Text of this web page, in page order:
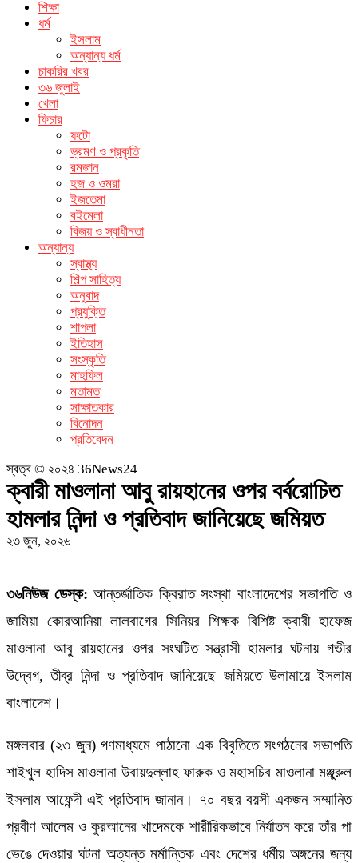
শিক্ষা
ধর্ম
ইসলাম
অন্যান্য ধর্ম
চাকরির খবর
৩৬ জুলাই
খেলা
ফিচার
ফটো
ভ্রমণ ও প্রকৃতি
রমজান
হজ ও ওমরা
ইজতেমা
বইমেলা
বিজয় ও স্বাধীনতা
অন্যান্য
স্বাস্থ্য
শিল্প সাহিত্য
অনুবাদ
প্রযুক্তি
শাপলা
ইতিহাস
সংস্কৃতি
মাহফিল
মতামত
সাক্ষাতকার
বিনোদন
প্রতিবেদন
স্বত্ব © ২০২৪ 36News24
ক্বারী মাওলানা আবু রায়হানের ওপর বর্বরোচিত
হামলার নিন্দা ও প্রতিবাদ জানিয়েছে জমিয়ত
২৩ জুন, ২০২৬
৩৬নিউজ ডেস্ক: আন্তর্জাতিক ক্বিরাত সংস্থা বাংলাদেশের সভাপতি ও
জামিয়া কোরআনিয়া লালবাগের সিনিয়র শিক্ষক বিশিষ্ট ক্বারী হাফেজ
মাওলানা আবু রায়হানের ওপর সংঘটিত সন্ত্রাসী হামলার ঘটনায় গভীর
উদ্বেগ, তীব্র নিন্দা ও প্রতিবাদ জানিয়েছে জমিয়তে উলামায়ে ইসলাম
বাংলাদেশ।
মঙ্গলবার (২৩ জুন) গণমাধ্যমে পাঠানো এক বিবৃতিতে সংগঠনের সভাপতি
শাইখুল হাদিস মাওলানা উবায়দুল্লাহ ফারুক ও মহাসচিব মাওলানা মঞ্জুরুল
ইসলাম আফেন্দী এই প্রতিবাদ জানান। ৭০ বছর বয়সী একজন সম্মানিত
প্রবীণ আলেম ও কুরআনের খাদেমকে শারীরিকভাবে নির্যাতন করে তাঁর পা
ভেঙে দেওয়ার ঘটনা অত্যন্ত মর্মান্তিক এবং দেশের ধর্মীয় অঙ্গনের জন্য